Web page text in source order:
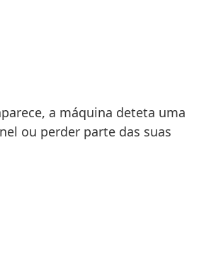
a máquina deteta uma
ou perder parte das suas